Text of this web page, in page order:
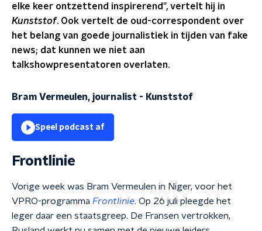
elke keer ontzettend inspirerend", vertelt hij in
Kunststof. Ook vertelt de oud-correspondent over
het belang van goede journalistiek in tijden van fake
news; dat kunnen we niet aan
talkshowpresentatoren overlaten.
Bram Vermeulen, journalist - Kunststof
Speel podcast af
Frontlinie
Vorige week was Bram Vermeulen in Niger, voor het
VPRO-programma Frontlinie. Op 26 juli pleegde het
leger daar een staatsgreep. De Fransen vertrokken,